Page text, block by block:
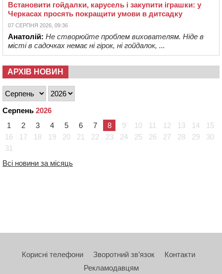
Встановити гойдалки, карусель і закупити іграшки: у
Черкасах просять покращити умови в дитсадку
07 СЕРПНЯ 2026, 09:36
Анатолій: Не створюйте проблем вихователям. Ніде в
місті в садочках немає ні гірок, ні гойдалок, ...
АРХІВ НОВИН
Серпень 2026
1
2 3 4 5 6 7 8 9 10 11 12 13 14
15
16
17 18 19 20 21 22 23 24 25 26 27 28 29
30
31
Всі новини за місяць
Корисні телефони Зворотний зв’язок
Контакти
Рекламодавцям